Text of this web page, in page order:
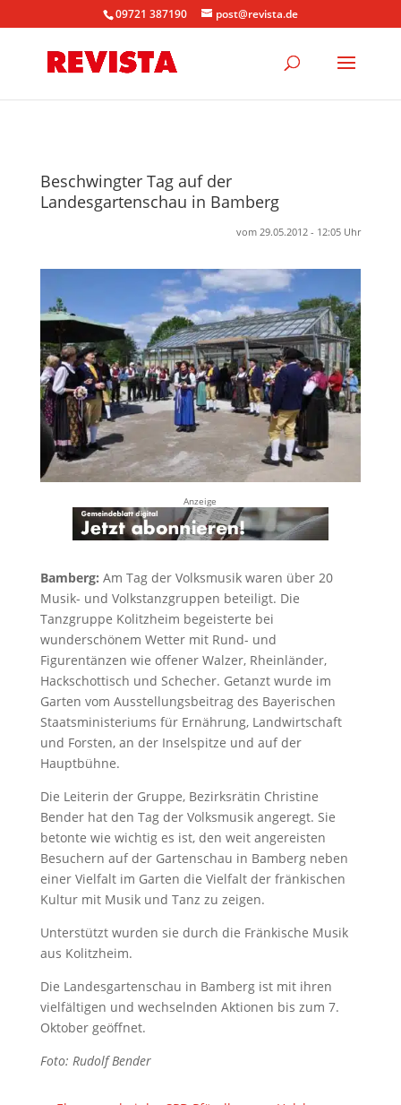
09721 387190 post@revista.de
Beschwingter Tag auf der
Landesgartenschau in Bamberg
vom 29.05.2012 - 12:05 Uhr
Anzeige
Bamberg: Am Tag der Volksmusik waren über 20
Musik- und Volkstanzgruppen beteiligt. Die
Tanzgruppe Kolitzheim begeisterte bei
wunderschönem Wetter mit Rund- und
Figurentänzen wie offener Walzer, Rheinländer,
Hackschottisch und Schecher. Getanzt wurde im
Garten vom Ausstellungsbeitrag des Bayerischen
Staatsministeriums für Ernährung, Landwirtschaft
und Forsten, an der Inselspitze und auf der
Hauptbühne.
Die Leiterin der Gruppe, Bezirksrätin Christine
Bender hat den Tag der Volksmusik angeregt. Sie
betonte wie wichtig es ist, den weit angereisten
Besuchern auf der Gartenschau in Bamberg neben
einer Vielfalt im Garten die Vielfalt der fränkischen
Kultur mit Musik und Tanz zu zeigen.
Unterstützt wurden sie durch die Fränkische Musik
aus Kolitzheim.
Die Landesgartenschau in Bamberg ist mit ihren
vielfältigen und wechselnden Aktionen bis zum 7.
Oktober geöffnet.
Foto: Rudolf Bender